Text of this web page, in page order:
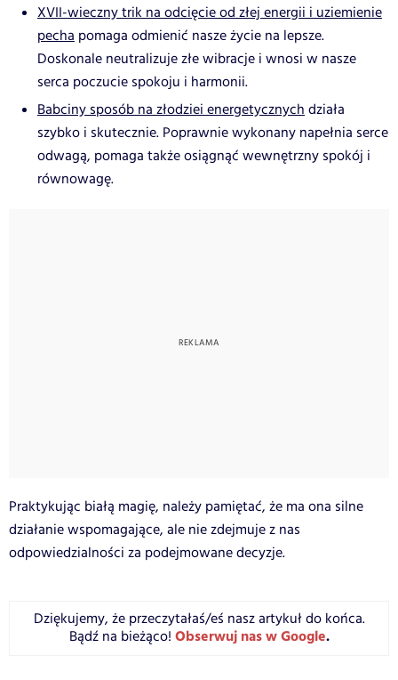
XVII-wieczny trik na odcięcie od złej energii i uziemienie
pecha pomaga odmienić nasze życie na lepsze.
Doskonale neutralizuje złe wibracje i wnosi w nasze
serca poczucie spokoju i harmonii.
Babciny sposób na złodziei energetycznychdziała
szybko i skutecznie. Poprawnie wykonany napełnia serce
odwagą, pomaga także osiągnąć wewnętrzny spokój i
równowagę.
Praktykując białą magię, należy pamiętać, że ma ona silne
działanie wspomagające, ale nie zdejmuje z nas
odpowiedzialności za podejmowane decyzje.
Dziękujemy, że przeczytałaś/eś nasz artykuł do końca.
Bądź na bieżąco! Obserwuj nas w Google.